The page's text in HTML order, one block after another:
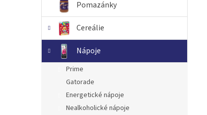
Pomazánky
Cereálie
Nápoje
Prime
Gatorade
Energetické nápoje
Nealkoholické nápoje